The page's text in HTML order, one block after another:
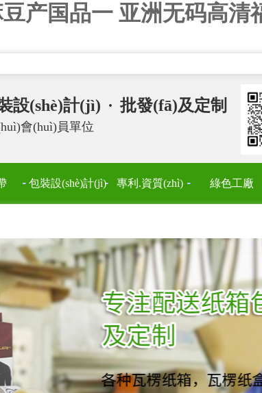
产国品一 亚洲无码高
設(shè)計(jì) · 批發(fā)及定制
會(huì)員單位
包裝設(shè)計(jì) 專利.資質(zhì) 綠色工廠